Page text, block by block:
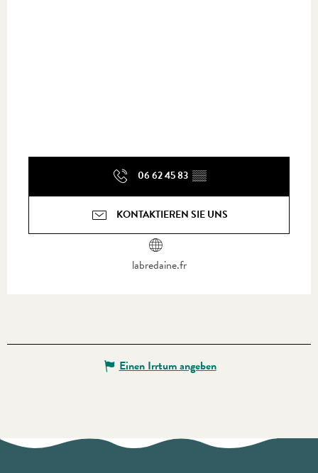
06 62 45 83 ▒▒
KONTAKTIEREN SIE UNS
labredaine.fr
Einen Irrtum angeben